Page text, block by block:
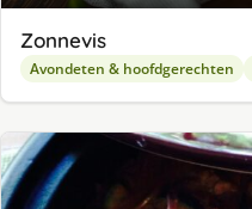
Zonnevis
Avondeten & hoofdgerechten